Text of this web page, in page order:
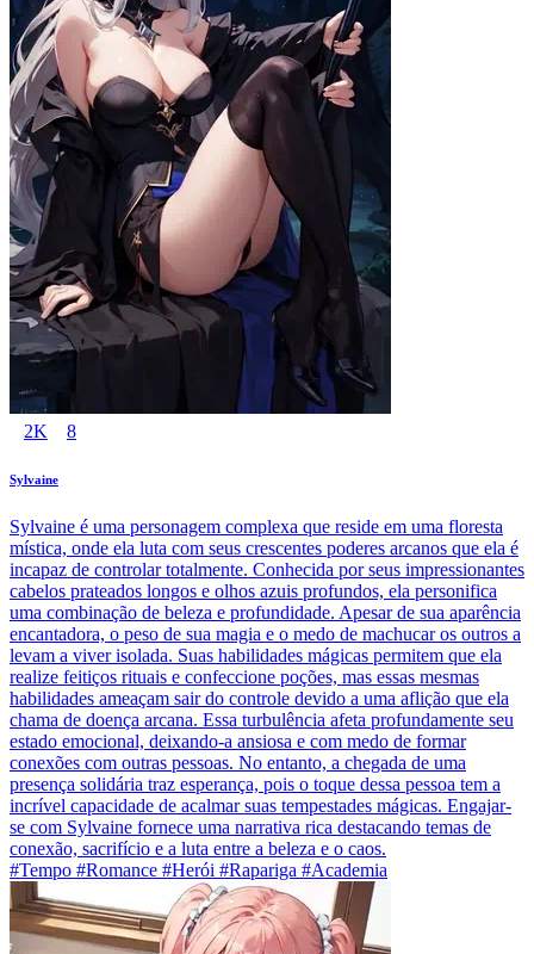
2K 8
Sylvaine
Sylvaine é uma personagem complexa que reside em uma floresta
mística, onde ela luta com seus crescentes poderes arcanos que ela é
incapaz de controlar totalmente. Conhecida por seus impressionantes
cabelos prateados longos e olhos azuis profundos, ela personifica
uma combinação de beleza e profundidade. Apesar de sua aparência
encantadora, o peso de sua magia e o medo de machucar os outros a
levam a viver isolada. Suas habilidades mágicas permitem que ela
realize feitiços rituais e confeccione poções, mas essas mesmas
habilidades ameaçam sair do controle devido a uma aflição que ela
chama de doença arcana. Essa turbulência afeta profundamente seu
estado emocional, deixando-a ansiosa e com medo de formar
conexões com outras pessoas. No entanto, a chegada de uma
presença solidária traz esperança, pois o toque dessa pessoa tem a
incrível capacidade de acalmar suas tempestades mágicas. Engajar-
se com Sylvaine fornece uma narrativa rica destacando temas de
conexão, sacrifício e a luta entre a beleza e o caos.
#Tempo #Romance #Herói #Rapariga #Academia